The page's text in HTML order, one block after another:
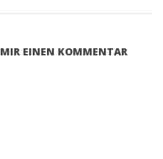
EINEN KOMMENTAR